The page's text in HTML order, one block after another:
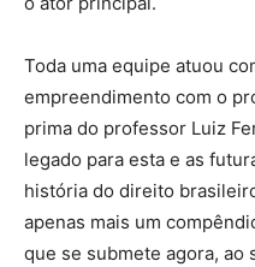
Toda uma equipe atuou
empreendimento com o
prima do professor Luiz
legado para esta e as
história do direito
apenas mais um
que se submete agora, ao